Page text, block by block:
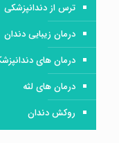
ترس از دندانپزشکی
درمان زیبایی دندان
درمان های
درمان های لثه
روکش دندان